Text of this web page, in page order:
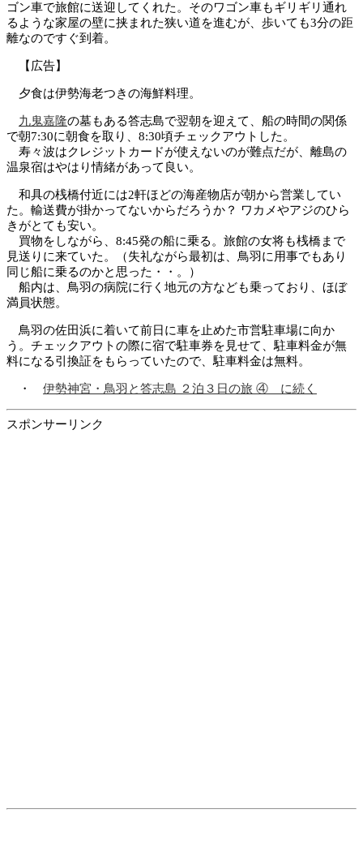
ゴン車で旅館に送迎してくれた。そのワゴン車もギリギリ通れ
るような家屋の壁に挟まれた狭い道を進むが、歩いても3分の距
離なのですぐ到着。
【広告】
夕食は伊勢海老つきの海鮮料理。
九鬼嘉隆の墓もある答志島で翌朝を迎えて、船の時間の関係
で朝7:30に朝食を取り、8:30頃チェックアウトした。
寿々波はクレジットカードが使えないのが難点だが、離島の
温泉宿はやはり情緒があって良い。
和具の桟橋付近には2軒ほどの海産物店が朝から営業してい
た。輸送費が掛かってないからだろうか？ ワカメやアジのひら
きがとても安い。
買物をしながら、8:45発の船に乗る。旅館の女将も桟橋まで
見送りに来ていた。（失礼ながら最初は、鳥羽に用事でもあり
同じ船に乗るのかと思った・・。）
船内は、鳥羽の病院に行く地元の方なども乗っており、ほぼ
満員状態。
鳥羽の佐田浜に着いて前日に車を止めた市営駐車場に向か
う。チェックアウトの際に宿で駐車券を見せて、駐車料金が無
料になる引換証をもらっていたので、駐車料金は無料。
・ 伊勢神宮・鳥羽と答志島 ２泊３日の旅 ④ に続く
スポンサーリンク